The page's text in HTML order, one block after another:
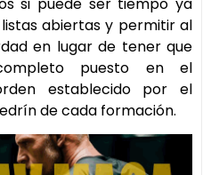
abiertas y permitir al
en lugar de tener que
puesto en el
establecido por el
de cada formación.